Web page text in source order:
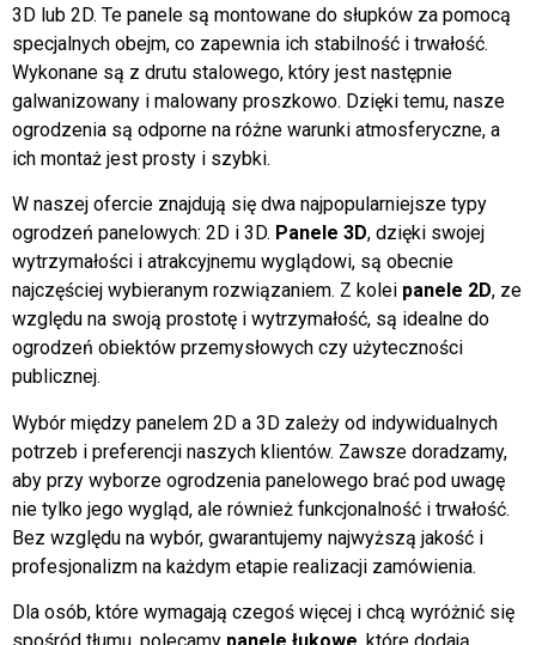
3D lub 2D. Te panele są montowane do słupków za pomocą
specjalnych obejm, co zapewnia ich stabilność i trwałość.
Wykonane są z drutu stalowego, który jest następnie
galwanizowany i malowany proszkowo. Dzięki temu, nasze
ogrodzenia są odporne na różne warunki atmosferyczne, a
ich montaż jest prosty i szybki.
W naszej ofercie znajdują się dwa najpopularniejsze typy
ogrodzeń panelowych: 2D i 3D. Panele 3D, dzięki swojej
wytrzymałości i atrakcyjnemu wyglądowi, są obecnie
najczęściej wybieranym rozwiązaniem. Z kolei panele 2D, ze
względu na swoją prostotę i wytrzymałość, są idealne do
ogrodzeń obiektów przemysłowych czy użyteczności
publicznej.
Wybór między panelem 2D a 3D zależy od indywidualnych
potrzeb i preferencji naszych klientów. Zawsze doradzamy,
aby przy wyborze ogrodzenia panelowego brać pod uwagę
nie tylko jego wygląd, ale również funkcjonalność i trwałość.
Bez względu na wybór, gwarantujemy najwyższą jakość i
profesjonalizm na każdym etapie realizacji zamówienia.
Dla osób, które wymagają czegoś więcej i chcą wyróżnić się